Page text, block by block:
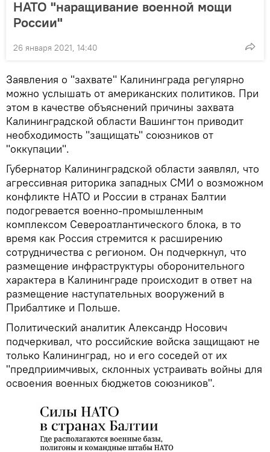
НАТО "наращивание военной мощи
России"
26 января 2021, 14:40
Заявления о "захвате" Калининграда регулярно
можно услышать от американских политиков. При
этом в качестве объяснений причины захвата
Калининградской области Вашингтон приводит
необходимость "защищать" союзников от
"оккупации".
Губернатор Калининградской области заявлял, что
агрессивная риторика западных СМИ о возможном
конфликте НАТО и России в странах Балтии
подогревается военно-промышленным
комплексом Североатлантического блока, в то
время как Россия стремится к расширению
сотрудничества с регионом. Он подчеркнул, что
размещение инфраструктуры оборонительного
характера в Калининграде происходит в ответ на
размещение наступательных вооружений в
Прибалтике и Польше.
Политический аналитик Александр Носович
подчеркивал, что российские войска защищают не
только Калининград, но и его соседей от их
"предприимчивых, склонных устраивать войны для
освоения военных бюджетов союзников".